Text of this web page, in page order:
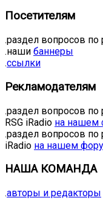
Посетителям
.раздел вопросов по
.наши баннеры
.ссылки
Рекламодателям
.раздел вопросов
RSG iRadio на нашем
.раздел вопросов
iRadio на нашем
НАША КОМАНДА
.авторы и редакторы